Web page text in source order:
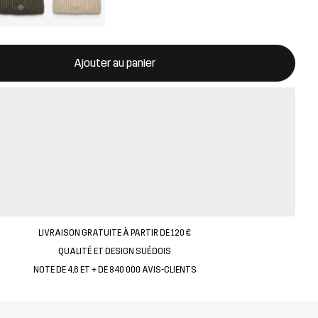
Ajouter au panier
une fenêtre modale confirmant un nouvel article dans le
LIVRAISON GRATUITE À PARTIR DE 120 €
QUALITÉ ET DESIGN SUÉDOIS
NOTE DE 4,6 ET + DE 840 000 AVIS-CLIENTS